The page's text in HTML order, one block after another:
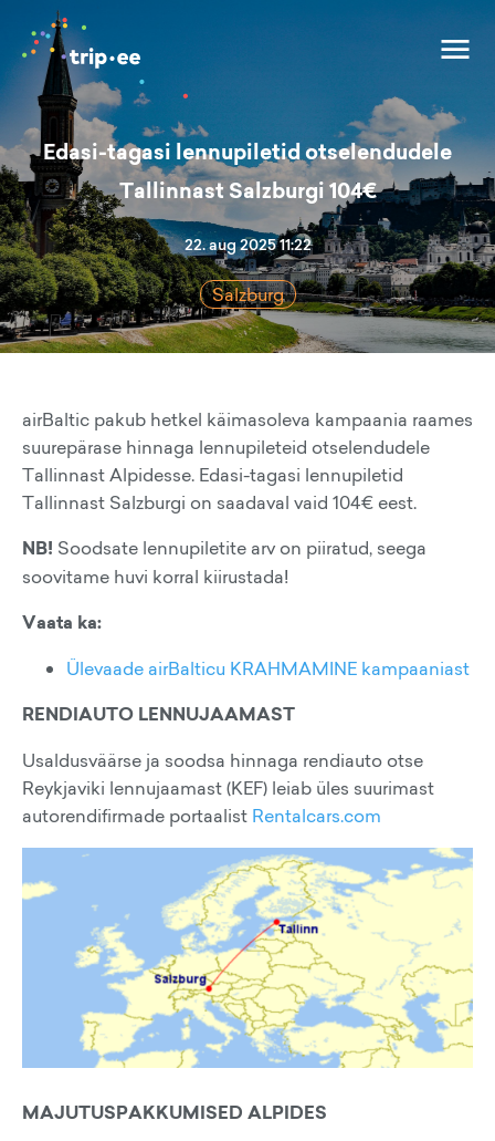
Edasi-tagasi lennupiletid otselendudele
Tallinnast Salzburgi 104€
22. aug 2025 11:22
Salzburg
airBaltic pakub hetkel käimasoleva kampaania raames
suurepärase hinnaga lennupileteid otselendudele
Tallinnast Alpidesse. Edasi-tagasi lennupiletid
Tallinnast Salzburgi on saadaval vaid 104€ eest.
NB! Soodsate lennupiletite arv on piiratud, seega
soovitame huvi korral kiirustada!
Vaata ka:
Ülevaade airBalticu KRAHMAMINE kampaaniast
RENDIAUTO LENNUJAAMAST
Usaldusväärse ja soodsa hinnaga rendiauto otse
Reykjaviki lennujaamast (KEF) leiab üles suurimast
autorendifirmade portaalist Rentalcars.com
MAJUTUSPAKKUMISED ALPIDES